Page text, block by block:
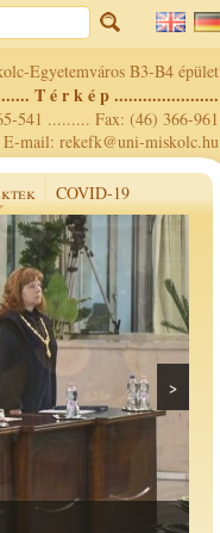
Egyetemváros B3-B4 épület
T é r k é p ......................
541 ......... Fax: (46) 366-961
E-mail: rekefk@uni-miskolc.hu
COVID-19
>